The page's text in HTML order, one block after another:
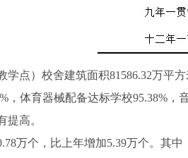
）校舍建筑面积81586.32万平方
，体育器械配备达标学校95.38%
提高。
个，比上年增加5.39万个。其中